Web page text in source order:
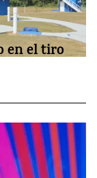
en el tiro